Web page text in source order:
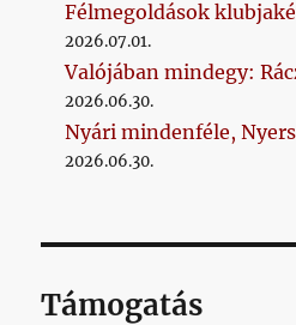
Félmegoldások
2026.07.01.
Valójában mindegy:
2026.06.30.
Nyári mindenféle,
2026.06.30.
Támogatás